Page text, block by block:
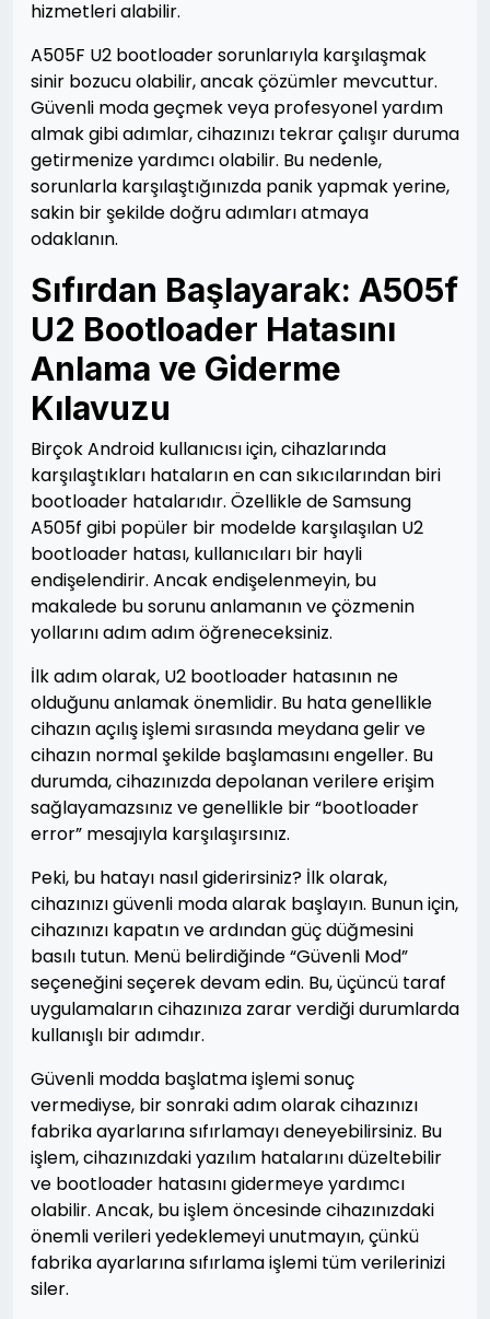
hizmetleri alabilir.
A505F U2 bootloader sorunlarıyla karşılaşmak
sinir bozucu olabilir, ancak çözümler mevcuttur.
Güvenli moda geçmek veya profesyonel yardım
almak gibi adımlar, cihazınızı tekrar çalışır duruma
getirmenize yardımcı olabilir. Bu nedenle,
sorunlarla karşılaştığınızda panik yapmak yerine,
sakin bir şekilde doğru adımları atmaya
odaklanın.
Sıfırdan Başlayarak: A505f
U2 Bootloader Hatasını
Anlama ve Giderme
Kılavuzu
Birçok Android kullanıcısı için, cihazlarında
karşılaştıkları hataların en can sıkıcılarından biri
bootloader hatalarıdır. Özellikle de Samsung
A505f gibi popüler bir modelde karşılaşılan U2
bootloader hatası, kullanıcıları bir hayli
endişelendirir. Ancak endişelenmeyin, bu
makalede bu sorunu anlamanın ve çözmenin
yollarını adım adım öğreneceksiniz.
İlk adım olarak, U2 bootloader hatasının ne
olduğunu anlamak önemlidir. Bu hata genellikle
cihazın açılış işlemi sırasında meydana gelir ve
cihazın normal şekilde başlamasını engeller. Bu
durumda, cihazınızda depolanan verilere erişim
sağlayamazsınız ve genellikle bir “bootloader
error” mesajıyla karşılaşırsınız.
Peki, bu hatayı nasıl giderirsiniz? İlk olarak,
cihazınızı güvenli moda alarak başlayın. Bunun için,
cihazınızı kapatın ve ardından güç düğmesini
basılı tutun. Menü belirdiğinde “Güvenli Mod”
seçeneğini seçerek devam edin. Bu, üçüncü taraf
uygulamaların cihazınıza zarar verdiği durumlarda
kullanışlı bir adımdır.
Güvenli modda başlatma işlemi sonuç
vermediyse, bir sonraki adım olarak cihazınızı
fabrika ayarlarına sıfırlamayı deneyebilirsiniz. Bu
işlem, cihazınızdaki yazılım hatalarını düzeltebilir
ve bootloader hatasını gidermeye yardımcı
olabilir. Ancak, bu işlem öncesinde cihazınızdaki
önemli verileri yedeklemeyi unutmayın, çünkü
fabrika ayarlarına sıfırlama işlemi tüm verilerinizi
siler.